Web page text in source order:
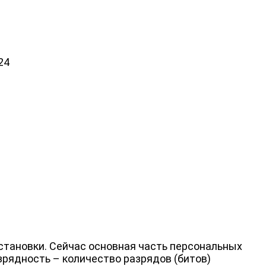
Сейчас основная часть персональных
– количество разрядов (битов)